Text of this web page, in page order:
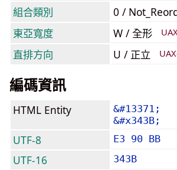
組合類別
0 /
東亞寬度
W / 全形
直排方向 U / 正立
編碼資訊
HTML Entity
&#13371;
&#x343B;
UTF-8 E3 90 BB
UTF-16 343B